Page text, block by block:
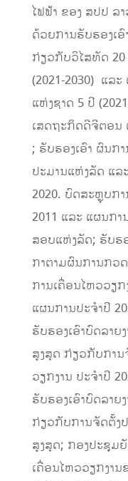
ໄຟຟ້າ ຂອງ ສປປ ລ
ດ້ວຍການຮັບຮອງເ
ກ່ຽວກັບວິໄສທັດ 20
(2021-2030) ແລ
ແຫ່ງຊາດ 5 ປີ
ເສດຖະກິດດີຈີຕອນ
; ຮັບຮອງເອົາ ຜົນ
ປະມານແຫ່ງລັດ ແ
2020. ບົດສະຫຼຸບກ
2011 ແລະ ແຜນກາ
ສອບແຫ່ງລັດ; ຮັບຮ
ກາຕາມຜົນການກວ
ການເຄື່ອນໄຫວວຽ
ແຜນການປະຈໍາປີ
ຮັບຮອງເອົາບົດລາຍ
ສູງສຸດ ກ່ຽວກັບກາ
ວຽກງານ ປະຈໍາປີ
ຮັບຮອງເອົາບົດລາຍ
ກ່ຽວກັບການຈັດຕັ້ງ
ສູງສຸດ; ກອງປະຊຸມ
ເຄື່ອນໄຫວວຽກງານ